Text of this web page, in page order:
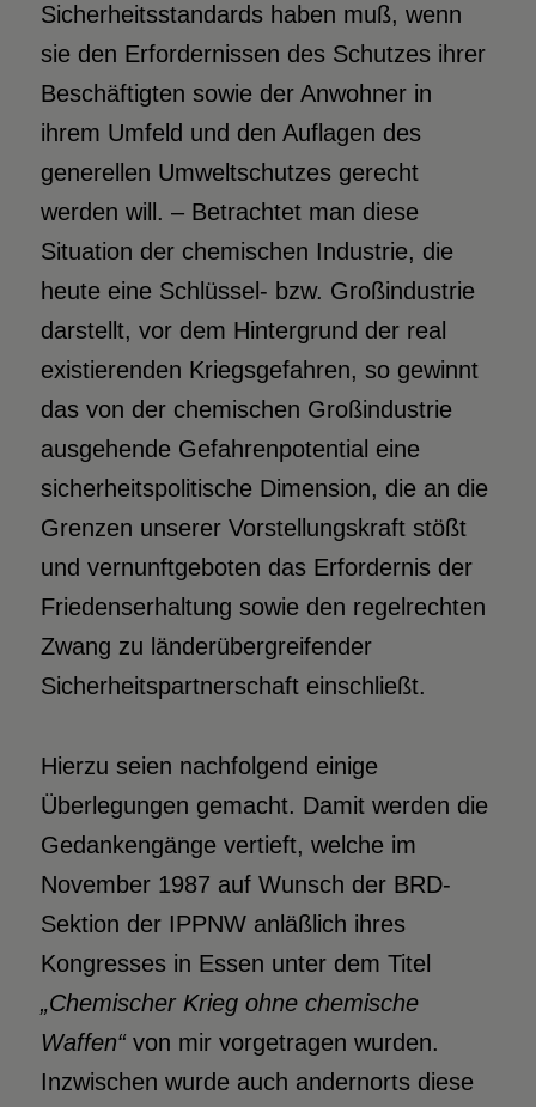
Sicherheitsstandards haben muß, wenn
sie den Erfordernissen des Schutzes ihrer
Beschäftigten sowie der Anwohner in
ihrem Umfeld und den Auflagen des
generellen Umweltschutzes gerecht
werden will. – Betrachtet man diese
Situation der chemischen Industrie, die
heute eine Schlüssel- bzw. Großindustrie
darstellt, vor dem Hintergrund der real
existierenden Kriegsgefahren, so gewinnt
das von der chemischen Großindustrie
ausgehende Gefahrenpotential eine
sicherheitspolitische Dimension, die an die
Grenzen unserer Vorstellungskraft stößt
und vernunftgeboten das Erfordernis der
Friedenserhaltung sowie den regelrechten
Zwang zu länderübergreifender
Sicherheitspartnerschaft einschließt.
Hierzu seien nachfolgend einige
Überlegungen gemacht. Damit werden die
Gedankengänge vertieft, welche im
November 1987 auf Wunsch der BRD-
Sektion der IPPNW anläßlich ihres
Kongresses in Essen unter dem Titel
„Chemischer Krieg ohne chemische
Waffen“von mir vorgetragen wurden.
Inzwischen wurde auch andernorts diese